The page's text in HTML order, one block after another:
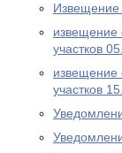
Извещение
извещение
участков
извещение
участков